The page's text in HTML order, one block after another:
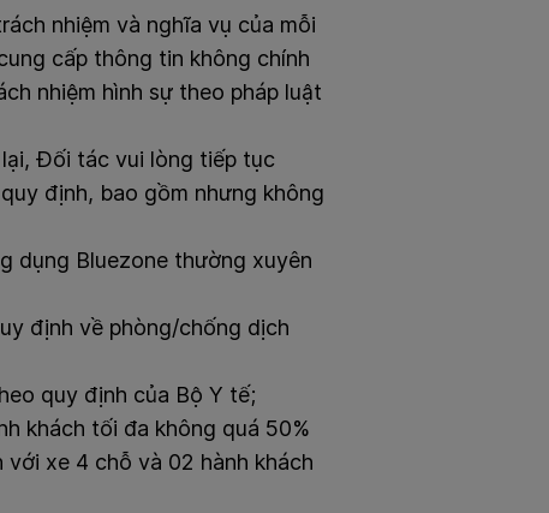
nhiệm và nghĩa vụ của mỗi
cấp thông tin không chính
nhiệm hình sự theo pháp luật
Đối tác vui lòng tiếp tục
định, bao gồm nhưng không
dụng Bluezone thường xuyên
định về phòng/chống dịch
quy định của Bộ Y tế;
khách tối đa không quá 50%
xe 4 chỗ và 02 hành khách